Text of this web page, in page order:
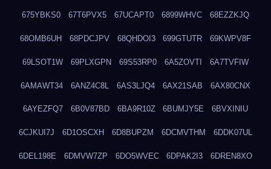
675YBKS0 67T6PVX5 67UCAPT0 6899WHVC 68EZZKJQ
68OMB6UH 68PDCJPV 68QHDOI3 699GTUTR 69KWPV8F
69LSOT1W 69PLXGPN 69S53RP0 6A5ZOVTI 6A7TVFIW
6AMAWT34 6ANZ4C8L 6AS3LJQ4 6AX21SAB 6AX80CNX
6AYEZFQ7 6B0V87BD 6BA9R10Z 6BUMJY5E 6BVXINIU
6CJKUI7J 6D1OSCXH 6D8BUPZM 6DCMVTHM 6DDK07UL
6DEL198E 6DMVW7ZP 6DO5WVEC 6DPAK2I3 6DREN8XO